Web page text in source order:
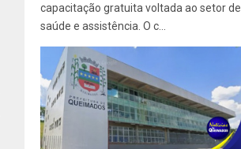
capacitação gratuita voltada ao setor de
saúde e assistência. O c...